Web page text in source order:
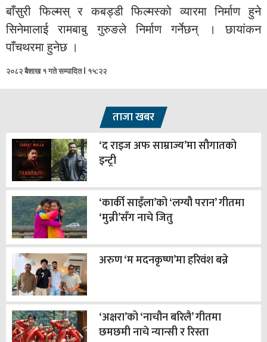
बाँसुरी फिल्मस् र कबड्डी फिल्मस्को व्यारमा निर्माण हुने
सिनेमालाई रामबाबु गुरुङले निर्माण गर्नेछन् । छायांकन
पाँचथरमा हुनेछ ।
२०८२ बैशाख १ गते सम्पादित l १५:२२
ताजा खबर
‘द राइज अफ साम्राज्य’मा सौगातको
इन्ट्री
‘कार्की साइँला’को ‘लग्यौ परान’ गीतमा
‘मुन्नी’सँग नाचे जितु
अरुण ‘म मदनकृष्ण’मा हरिवंश बन्ने
‘अक्षरा’को ‘नाचौन बरिलै’ गीतमा
छमछमी नाचे न्यान्सी र रिस्ता